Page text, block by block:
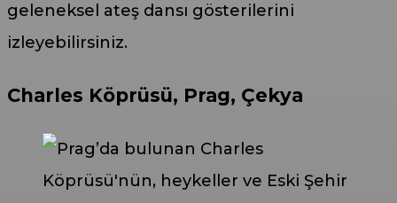
geleneksel ateş dansı gösterilerini
izleyebilirsiniz.
Charles Köprüsü, Prag, Çekya